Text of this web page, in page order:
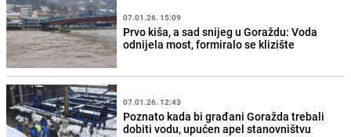
07.01.26. 15:09
Prvo kiša, a sad snijeg u Goraždu: Voda
odnijela most, formiralo se klizište
07.01.26. 12:43
Poznato kada bi građani Goražda trebali
dobiti vodu, upućen apel stanovništvu